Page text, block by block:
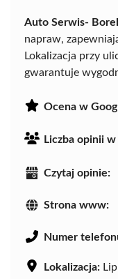
Auto Serwis-
napraw,
Lokalizacja przy
gwarantuje
Ocena w
Liczba opinii
Czytaj opinie:
Strona www:
Numer
Lokalizacja: